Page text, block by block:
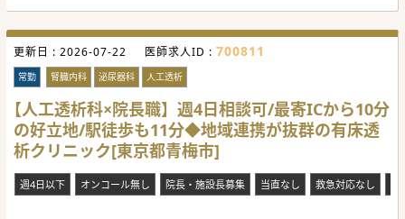
仕事とプライベートのバランスを保ちながら、長く安心して
ご勤務いただけます。
#春入職可 #年度内入職可 #週3日可 #秋入職可
更新日 : 2026-07-22 医師求人ID : 700811
常勤 腎臓内科 泌尿器科 人工透析
【人工透析科×院長職】週4日相談可/最寄ICから10分
の好立地/駅徒歩も11分◆地域連携が抜群の有床透
析クリニック[東京都青梅市]
週4日以下 オンコール無し 院長・施設長募集 当直なし 救急対応なし